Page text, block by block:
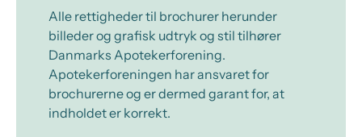
Alle rettigheder til brochurer herunder
billeder og grafisk udtryk og stil tilhører
Danmarks Apotekerforening.
Apotekerforeningen har ansvaret for
brochurerne og er dermed garant for, at
indholdet er korrekt.